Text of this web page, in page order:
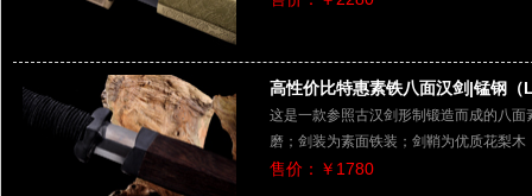
高性价比特惠素铁八面汉剑|锰钢（
这是一款参照古汉剑形制锻造而成的八
磨；剑装为素面铁装；剑鞘为优质花梨
售价：￥1780